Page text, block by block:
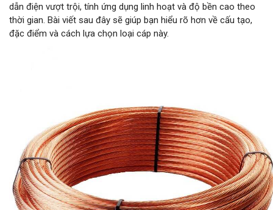
dẫn điện vượt trội, tính ứng dụng linh hoạt và độ bền cao theo
thời gian. Bài viết sau đây sẽ giúp bạn hiểu rõ hơn về cấu tạo,
đặc điểm và cách lựa chọn loại cáp này.